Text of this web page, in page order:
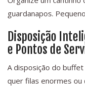
guardanapos.
Disposição
e Pontos de
A disposição do
quer filas enormes ou